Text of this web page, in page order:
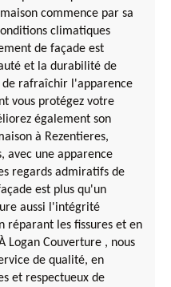
commence par sa
climatiques
de façade est
et la durabilité de
de rafraîchir l'apparence
vous protégez votre
également son
à Rezentieres,
avec une apparence
regards admiratifs de
est plus qu'un
aussi l'intégrité
réparant les fissures et en
Logan Couverture , nous
de qualité, en
et respectueux de